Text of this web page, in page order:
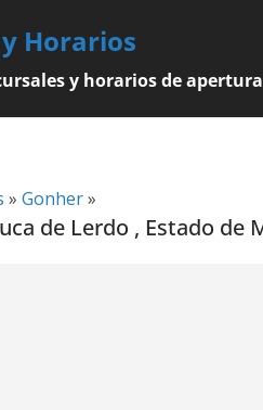
Horarios
y horarios de
» Gonher»
de Lerdo , Estado de